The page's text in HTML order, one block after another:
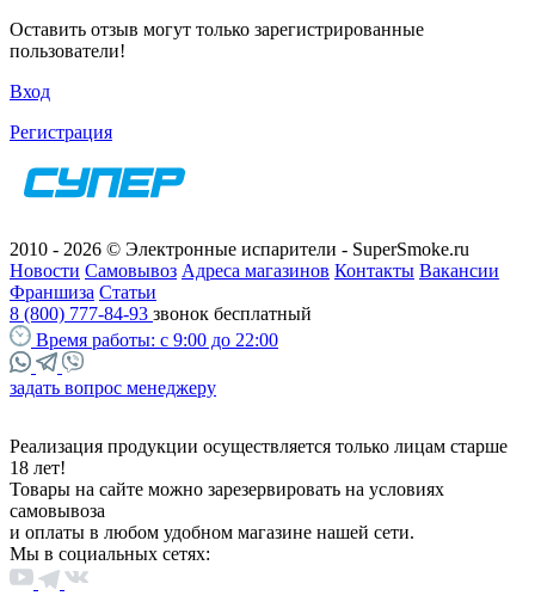
Оставить отзыв могут только зарегистрированные
пользователи!
Вход
Регистрация
2010 - 2026 © Электронные испарители - SuperSmoke.ru
Новости Самовывоз Адреса магазинов Контакты Вакансии
Франшиза Статьи
8 (800) 777-84-93 звонок бесплатный
Время работы: с 9:00 до 22:00
задать вопрос менеджеру
Реализация продукции осуществляется только лицам старше
18 лет!
Товары на сайте можно зарезервировать на условиях
самовывоза
и оплаты в любом удобном магазине нашей сети.
Мы в социальных сетях: